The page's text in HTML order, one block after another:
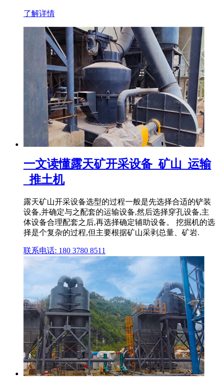
了解详情
一文读懂露天矿开采设备_矿山_运输
_推土机
露天矿山开采设备选型的过程一般是先选择合适的铲装
设备,并确定与之配套的运输设备,然后选择穿孔设备,主
体设备合理配套之后,再选择确定辅助设备。 挖掘机的选
择是个复杂的过程,但主要根据矿山采剥总量、矿岩.
联系电话: 180 3780 8511